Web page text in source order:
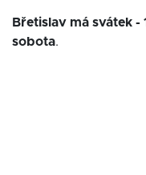
Břetislav má svátek -
sobota.